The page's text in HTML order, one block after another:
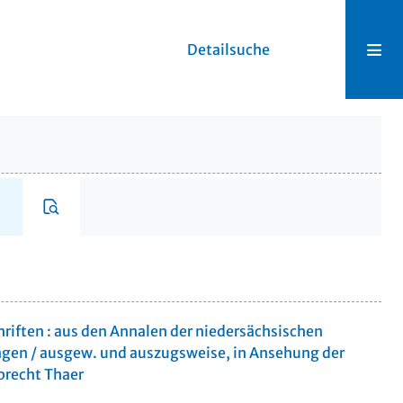
Detailsuche
: aus den Annalen der niedersächsischen
/ ausgew. und auszugsweise, in Ansehung der
Thaer